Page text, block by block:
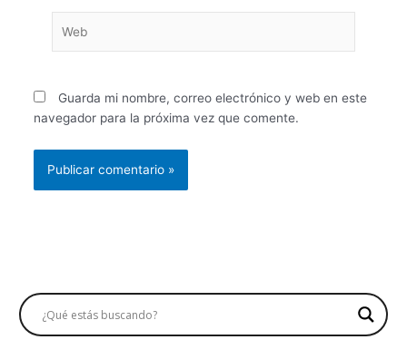
Guarda mi nombre, correo electrónico y web en este
navegador para la próxima vez que comente.